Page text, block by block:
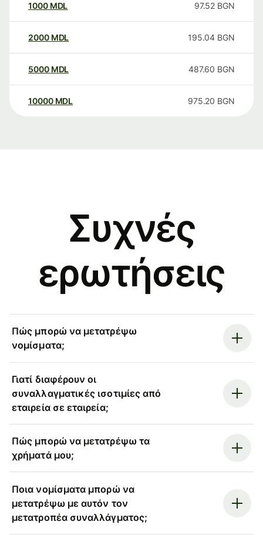
1000 MDL 97.52 BGN
2000 MDL 195.04 BGN
5000 MDL 487.60 BGN
10000 MDL 975.20 BGN
Συχνές
ερωτήσεις
Πώς μπορώ να μετατρέψω
νομίσματα;
Γιατί διαφέρουν οι
συναλλαγματικές ισοτιμίες από
εταιρεία σε εταιρεία;
Πώς μπορώ να μετατρέψω τα
χρήματά μου;
Ποια νομίσματα μπορώ να
μετατρέψω με αυτόν τον
μετατροπέα συναλλάγματος;